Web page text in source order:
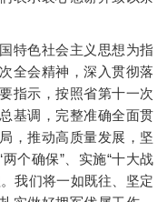
色社会主义思想为指
全会精神，深入贯彻落
指示，按照省第十一次
基调，完整准确全面贯
，推动高质量发展，坚
个确保”、实施“十大战
我们将一如既往、坚定